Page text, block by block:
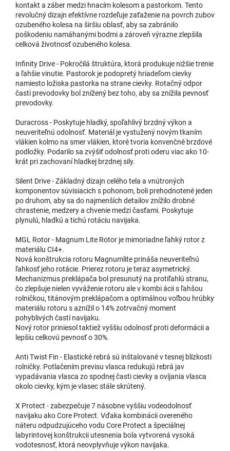
kontakt a záber medzi hnacím kolesom a pastorkom. Tento
revolučný dizajn efektívne rozdeľuje zaťaženie na povrch zubov
ozubeného kolesa na širšiu oblasť, aby sa zabránilo
poškodeniu namáhanými bodmi a zároveň výrazne zlepšila
celková životnosť ozubeného kolesa.
Infinity Drive - Pokročilá štruktúra, ktorá produkuje nižšie trenie
a ľahšie vinutie. Pastorok je podopretý hriadeľom cievky
namiesto ložiska pastorka na strane cievky. Rotačný odpor
časti prevodovky bol znížený bez toho, aby sa znížila pevnosť
prevodovky.
Duracross - Poskytuje hladký, spoľahlivý brzdný výkon a
neuveriteľnú odolnosť. Materiál je vystužený novým tkaním
vlákien kolmo na smer vlákien, ktoré tvoria konvenčné brzdové
podložky. Podarilo sa zvýšiť odolnosť proti oderu viac ako 10-
krát pri zachovaní hladkej brzdnej sily.
Silent Drive - Základný dizajn celého tela a vnútroných
komponentov súvisiacich s pohonom, boli prehodnotené jeden
po druhom, aby sa do najmenších detailov znížilo drobné
chrastenie, medzery a chvenie medzi časťami. Poskytuje
plynulú, hladkú a tichú rotáciu navijaka.
MGL Rotor - Magnum Lite Rotor je mimoriadne ľahký rotor z
materiálu CI4+.
Nová konštrukcia rotoru Magnumlite prináša neuveriteľnú
ľahkosť jeho rotácie. Prierez rotoru je teraz asymetrický.
Mechanizmus preklápača bol presunutý na protiľahlú stranu,
čo zlepšuje nielen vyváženie rotoru ale v kombi ácii s ľahšou
rolničkou, titánovým preklápačom a optimálnou voľbou hrúbky
materiálu rotoru s aznížil o 14% zotrvačný moment
pohyblivých častí navijaku.
Nový rotor priniesol taktiež vyššiu odolnosť proti deformácii a
lepšiu celkovú pevnosť o 30%.
Anti Twist Fin - Elastické rebrá sú inštalované v tesnej blízkosti
rolničky. Potlačením previsu vlasca redukujú rebrá jav
vypadávania vlasca zo spodnej časti cievky a ovíjania vlasca
okolo cievky, kým je vlasec stále skrútený.
X Protect - zabezpečuje 7 násobne vyššiu vodeodolnosť
navijaku ako Core Protect. Vďaka kombinácii overeného
náteru odpudzujúceho vodu Core Protect a špeciálnej
labyrintovej konštrukcii utesnenia bola vytvorená vysoká
vodotesnosť, ktorá neovplyvňuje výkon navijaka.